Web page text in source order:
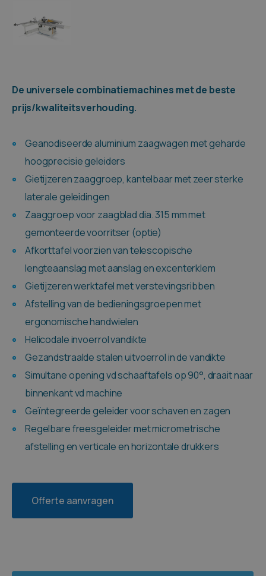
De universele combinatiemachines met de beste
prijs/kwaliteitsverhouding.
Geanodiseerde aluminium zaagwagen met geharde
hoogprecisie geleiders
Gietijzeren zaaggroep, kantelbaar met zeer sterke
laterale geleidingen
Zaaggroep voor zaagblad dia. 315 mm met
gemonteerde voorritser (optie)
Afkorttafel voorzien van telescopische
lengteaanslag met aanslag en excenterklem
Gietijzeren werktafel met verstevingsribben
Afstelling van de bedieningsgroepen met
ergonomische handwielen
Helicodale invoerrol vandikte
Gezandstraalde stalen uitvoerrol in de vandikte
Simultane opening vd schaaftafels op 90°, draait naar
binnenkant vd machine
Geïntegreerde geleider voor schaven en zagen
Regelbare freesgeleider met micrometrische
afstelling en verticale en horizontale drukkers
Offerte aanvragen